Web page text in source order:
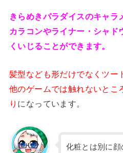
きらめきパラダイスのキャ
カラコンやライナー・シャド
くいじることができます。
髪型なども形だけでなくツー
他のゲームでは触れないとこ
り になっています。
化粧とは別に顔